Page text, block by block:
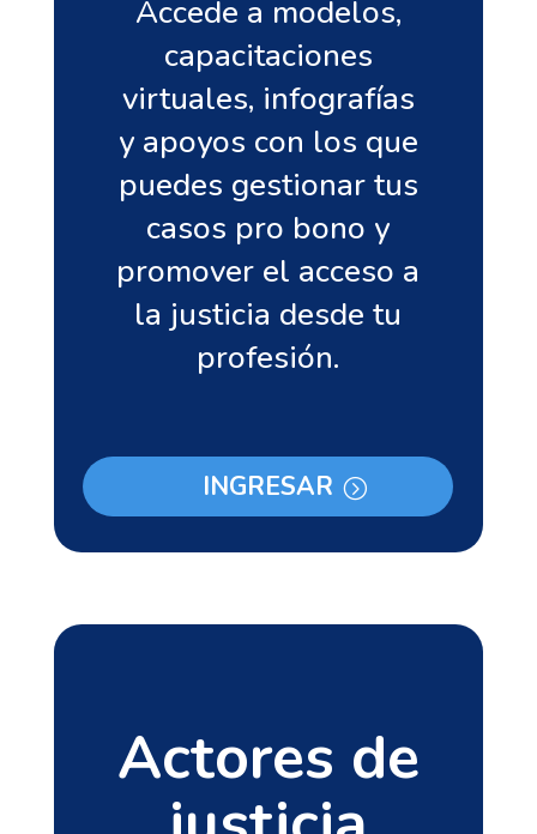
Accede a modelos,
capacitaciones
virtuales, infografías
y apoyos con los que
puedes gestionar tus
casos pro bono y
promover el acceso a
la justicia desde tu
profesión.
INGRESAR
Actores de